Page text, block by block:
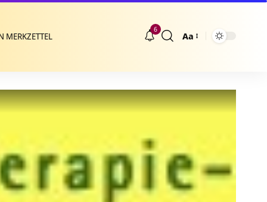
MERKZETTEL
6
Größenänderung
Aa